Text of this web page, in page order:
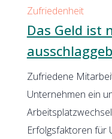
Zufriedenheit
Das Geld ist
Zufriedene
Unternehmen ein
Erfolgsfaktoren für